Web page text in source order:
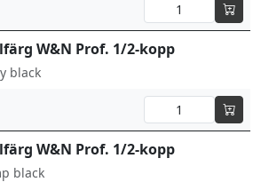
W&N Prof. 1/2-kopp
black
W&N Prof. 1/2-kopp
black